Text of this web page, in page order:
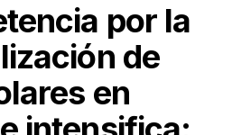
por la
de
en